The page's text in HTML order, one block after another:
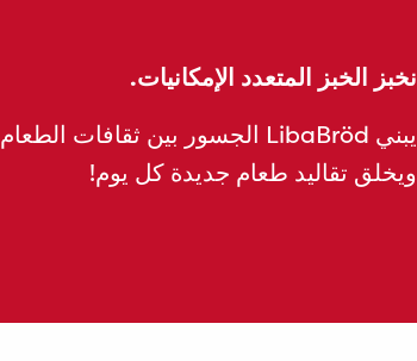
نخبز الخبز المتعدد الإمكانيات.
يبني LibaBröd الجسور بين ثقافات الطعام
ويخلق تقاليد طعام جديدة كل يوم!